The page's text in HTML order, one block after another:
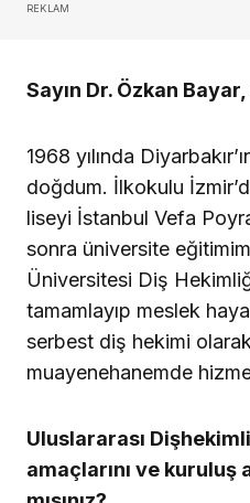
REKLAM
Sayın Dr. Özkan
1968 yılında
doğdum. İlkokulu
liseyi İstanbul Vefa
sonra üniversite
Üniversitesi Diş
tamamlayıp meslek
serbest diş hekimi
muayenehanemde
Uluslararası
amaçlarını ve kuruluş